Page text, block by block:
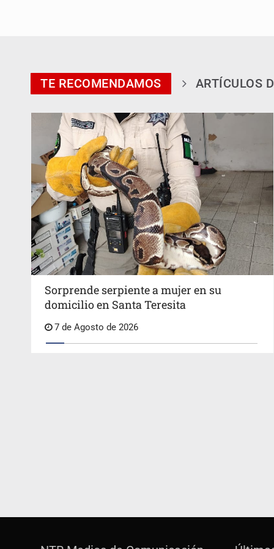
TE RECOMENDAMOS ARTÍCULOS
Sorprende serpiente a mujer en su
domicilio en Santa Teresita
7 de Agosto de 2026